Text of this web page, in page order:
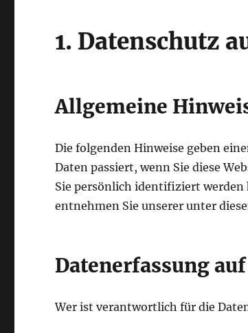
1. Datenschutz
Allgemeine
Die folgenden Hinweise geben
Daten passiert, wenn Sie diese
Sie persönlich identifiziert
entnehmen Sie unserer unter
Datenerfassung
Wer ist verantwortlich für die